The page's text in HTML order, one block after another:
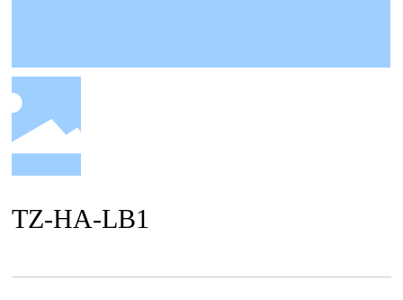
TZ-HA-LB1